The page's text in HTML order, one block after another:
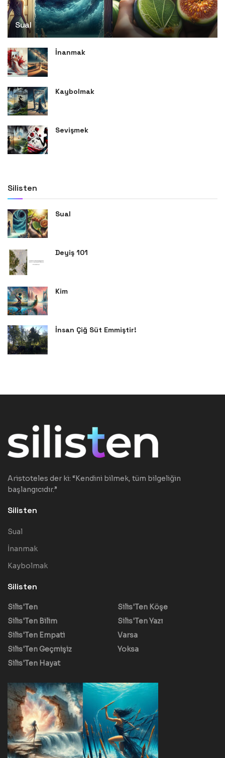
Sual
İnanmak
Kaybolmak
Sevişmek
Silisten
Sual
Deyiş 101
Kim
İnsan Çiğ Süt Emmiştir!
Aristoteles der ki: “Kendini bilmek, tüm bilgeliğin
başlangıcıdır.”
Silisten
Sual
İnanmak
Kaybolmak
Silisten
Silis'Ten
Silis'Ten Bilim
Silis'Ten Empati
Silis'Ten Geçmişiz
Silis'Ten Hayat
Silis'Ten Köşe
Silis'Ten Yazı
Varsa
Yoksa